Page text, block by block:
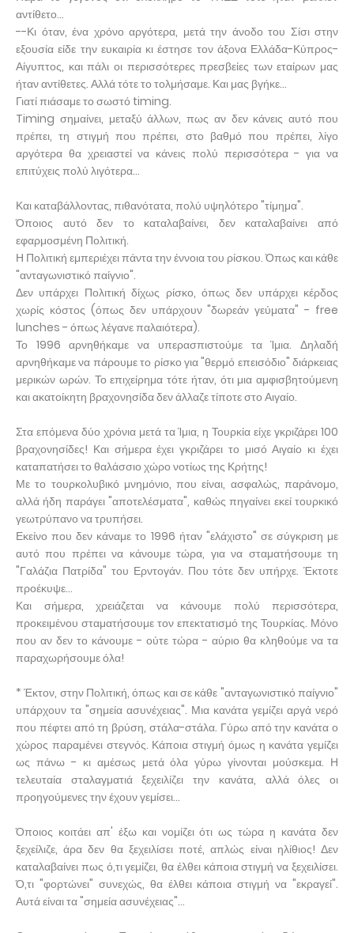
αντίθετο...
--Κι όταν, ένα χρόνο αργότερα, μετά την άνοδο του Σίσι στην
εξουσία είδε την ευκαιρία κι έστησε τον άξονα Ελλάδα-Κύπρος-
Αίγυπτος, και πάλι οι περισσότερες πρεσβείες των εταίρων μας
ήταν αντίθετες. Αλλά τότε το τολμήσαμε. Και μας βγήκε...
Γιατί πιάσαμε το σωστό timing.
Timing σημαίνει, μεταξύ άλλων, πως αν δεν κάνεις αυτό που
πρέπει, τη στιγμή που πρέπει, στο βαθμό που πρέπει, λίγο
αργότερα θα χρειαστεί να κάνεις πολύ περισσότερα - για να
επιτύχεις πολύ λιγότερα...
Και καταβάλλοντας, πιθανότατα, πολύ υψηλότερο "τίμημα".
Όποιος αυτό δεν το καταλαβαίνει, δεν καταλαβαίνει από
εφαρμοσμένη Πολιτική.
Η Πολιτική εμπεριέχει πάντα την έννοια του ρίσκου. Όπως και κάθε
"ανταγωνιστικό παίγνιο".
Δεν υπάρχει Πολιτική δίχως ρίσκο, όπως δεν υπάρχει κέρδος
χωρίς κόστος (όπως δεν υπάρχουν "δωρεάν γεύματα" - free
lunches - όπως λέγανε παλαιότερα).
Το 1996 αρνηθήκαμε να υπερασπιστούμε τα Ίμια. Δηλαδή
αρνηθήκαμε να πάρουμε το ρίσκο για "θερμό επεισόδιο" διάρκειας
μερικών ωρών. Το επιχείρημα τότε ήταν, ότι μια αμφισβητούμενη
και ακατοίκητη βραχονησίδα δεν άλλαζε τίποτε στο Αιγαίο.
Στα επόμενα δύο χρόνια μετά τα Ίμια, η Τουρκία είχε γκριζάρει 100
βραχονησίδες! Και σήμερα έχει γκριζάρει το μισό Αιγαίο κι έχει
καταπατήσει το θαλάσσιο χώρο νοτίως της Κρήτης!
Με το τουρκολυβικό μνημόνιο, που είναι, ασφαλώς, παράνομο,
αλλά ήδη παράγει "αποτελέσματα", καθώς πηγαίνει εκεί τουρκικό
γεωτρύπανο να τρυπήσει.
Εκείνο που δεν κάναμε το 1996 ήταν "ελάχιστο" σε σύγκριση με
αυτό που πρέπει να κάνουμε τώρα, για να σταματήσουμε τη
"Γαλάζια Πατρίδα" του Ερντογάν. Που τότε δεν υπήρχε. Έκτοτε
προέκυψε...
Και σήμερα, χρειάζεται να κάνουμε πολύ περισσότερα,
προκειμένου σταματήσουμε τον επεκτατισμό της Τουρκίας. Μόνο
που αν δεν το κάνουμε - ούτε τώρα - αύριο θα κληθούμε να τα
παραχωρήσουμε όλα!
* Έκτον, στην Πολιτική, όπως και σε κάθε "ανταγωνιστικό παίγνιο"
υπάρχουν τα "σημεία ασυνέχειας". Μια κανάτα γεμίζει αργά νερό
που πέφτει από τη βρύση, στάλα-στάλα. Γύρω από την κανάτα ο
χώρος παραμένει στεγνός. Κάποια στιγμή όμως η κανάτα γεμίζει
ως πάνω - κι αμέσως μετά όλα γύρω γίνονται μούσκεμα. Η
τελευταία σταλαγματιά ξεχειλίζει την κανάτα, αλλά όλες οι
προηγούμενες την έχουν γεμίσει...
Όποιος κοιτάει απ' έξω και νομίζει ότι ως τώρα η κανάτα δεν
ξεχείλιζε, άρα δεν θα ξεχειλίσει ποτέ, απλώς είναι ηλίθιος! Δεν
καταλαβαίνει πως ό,τι γεμίζει, θα έλθει κάποια στιγμή να ξεχειλίσει.
Ό,τι "φορτώνει" συνεχώς, θα έλθει κάποια στιγμή να "εκραγεί".
Αυτά είναι τα "σημεία ασυνέχειας"...